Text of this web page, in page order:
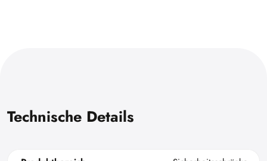
Technische Details